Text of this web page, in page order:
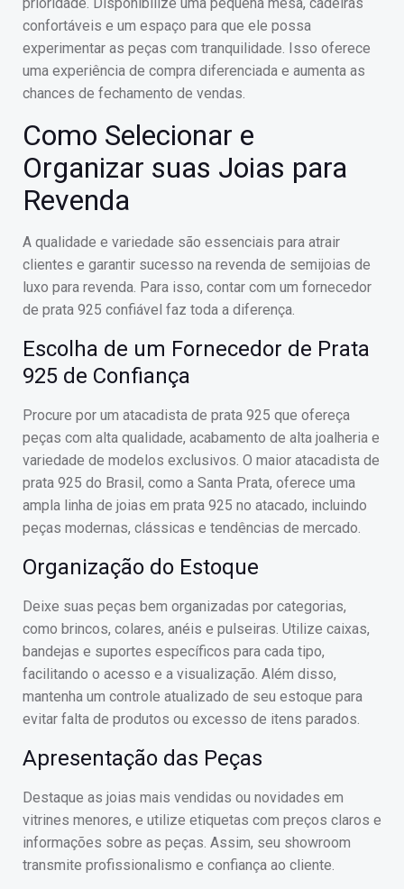
confortáveis e um espaço para que ele possa
experimentar as peças com tranquilidade. Isso oferece
uma experiência de compra diferenciada e aumenta as
chances de fechamento de vendas.
Como Selecionar e
Organizar suas Joias para
Revenda
A qualidade e variedade são essenciais para atrair
clientes e garantir sucesso na revenda de semijoias de
luxo para revenda. Para isso, contar com um fornecedor
de prata 925 confiável faz toda a diferença.
Escolha de um Fornecedor de Prata
925 de Confiança
Procure por um atacadista de prata 925 que ofereça
peças com alta qualidade, acabamento de alta joalheria e
variedade de modelos exclusivos. O maior atacadista de
prata 925 do Brasil, como a Santa Prata, oferece uma
ampla linha de joias em prata 925 no atacado, incluindo
peças modernas, clássicas e tendências de mercado.
Organização do Estoque
Deixe suas peças bem organizadas por categorias,
como brincos, colares, anéis e pulseiras. Utilize caixas,
bandejas e suportes específicos para cada tipo,
facilitando o acesso e a visualização. Além disso,
mantenha um controle atualizado de seu estoque para
evitar falta de produtos ou excesso de itens parados.
Apresentação das Peças
Destaque as joias mais vendidas ou novidades em
vitrines menores, e utilize etiquetas com preços claros e
informações sobre as peças. Assim, seu showroom
transmite profissionalismo e confiança ao cliente.